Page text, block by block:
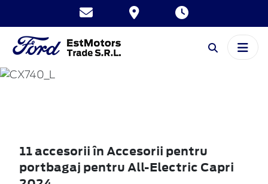
ALL-ELECTRIC
CAPRI
11 accesorii în Accesorii pentru
portbagaj pentru All-Electric Capri